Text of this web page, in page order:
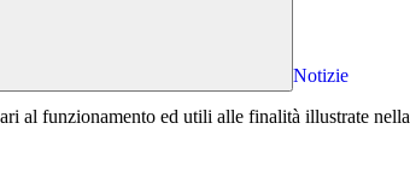
Notizie
al funzionamento ed utili alle finalità illustrate nella